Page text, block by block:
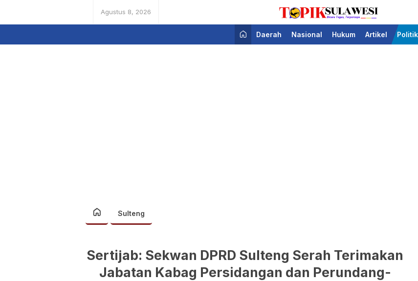
Agustus 8, 2026
Topik Sulawesi
Bicara Tegas Terpercaya
Daerah Nasional Hukum Artikel Politik
Sulteng
Sertijab: Sekwan DPRD Sulteng Serah Terimakan
Jabatan Kabag Persidangan dan Perundang-